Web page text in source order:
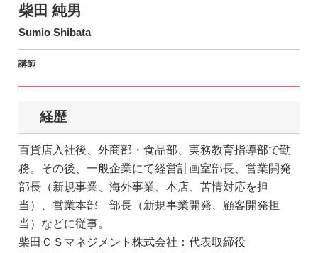
営業時間：平日9:30 ～ 18:30
柴田 純男
Sumio Shibata
講師
経歴
百貨店入社後、外商部・食品部、実務教育指導部で勤
務。その後、一般企業にて経営計画室部長、営業開発
部長（新規事業、海外事業、本店、苦情対応を担
当）、営業本部 部長（新規事業開発、顧客開発担
当）などに従事。
柴田ＣＳマネジメント株式会社：代表取締役